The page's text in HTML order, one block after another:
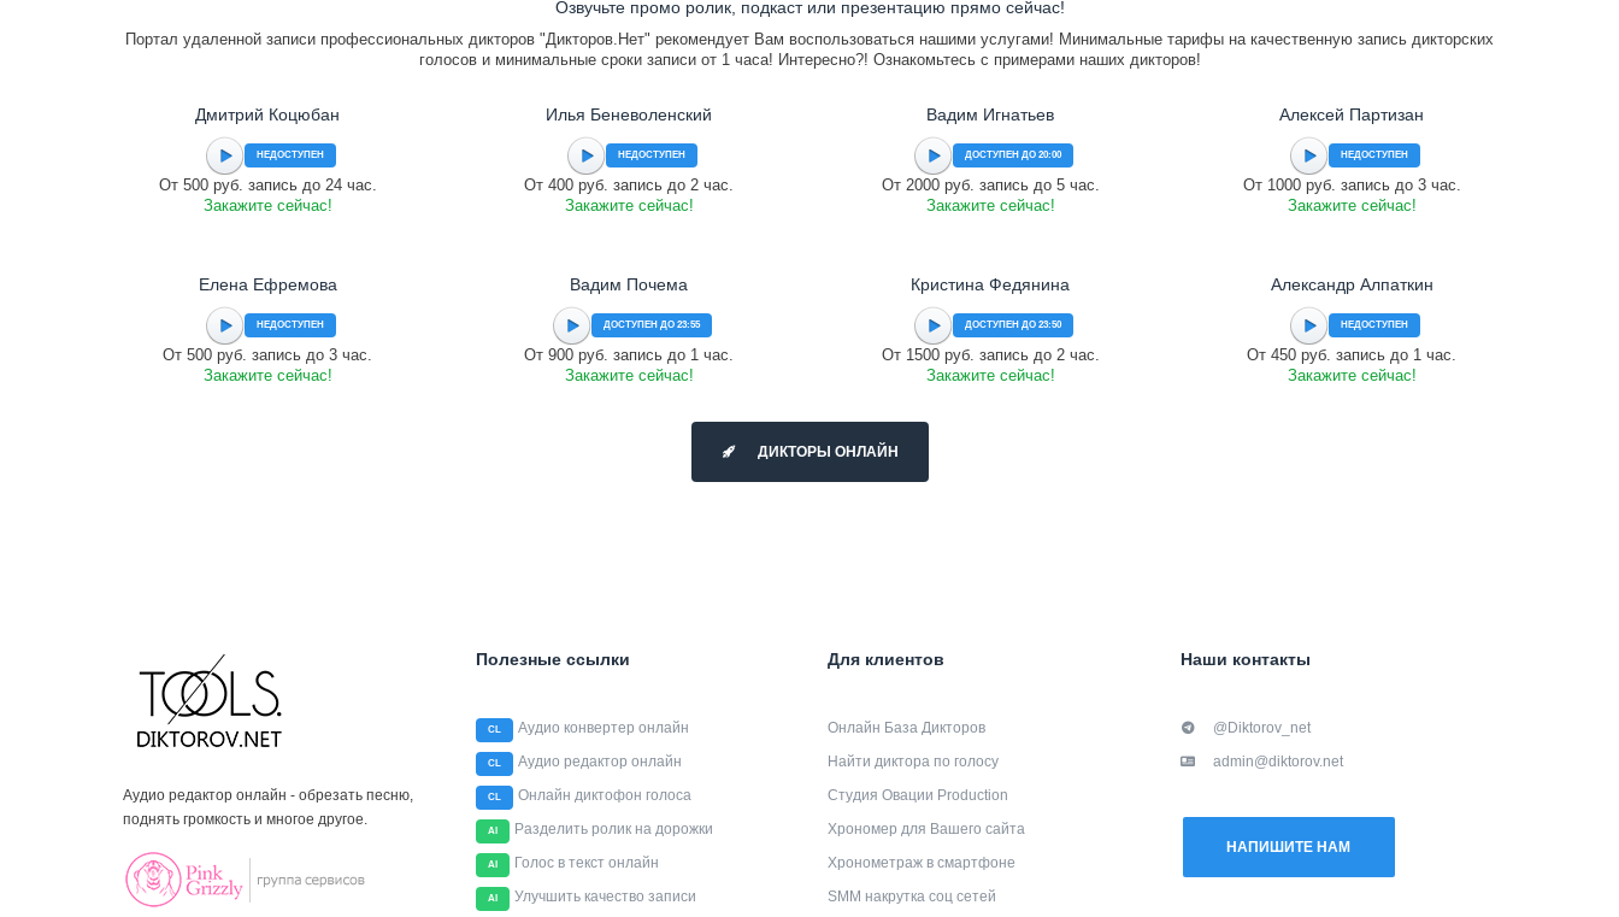
Озвучьте промо ролик, подкаст или презентацию прямо сейчас!
Портал удаленной записи профессиональных дикторов "Дикторов.Нет" рекомендует Вам воспользоваться нашими услугами! Минимальные тарифы на качественную запись дикторских
голосов и минимальные сроки записи от 1 часа! Интересно?! Ознакомьтесь с примерами наших дикторов!
Дмитрий Коцюбан
НЕДОСТУПЕН
От 500 руб. запись до 24 час.
Закажите сейчас!
Илья Беневоленский
НЕДОСТУПЕН
От 400 руб. запись до 2 час.
Закажите сейчас!
Вадим Игнатьев
ДОСТУПЕН ДО 20:00
От 2000 руб. запись до 5 час.
Закажите сейчас!
Алексей Партизан
НЕДОСТУПЕН
От 1000 руб. запись до 3 час.
Закажите сейчас!
Елена Ефремова
НЕДОСТУПЕН
От 500 руб. запись до 3 час.
Закажите сейчас!
Вадим Почема
ДОСТУПЕН ДО 23:55
От 900 руб. запись до 1 час.
Закажите сейчас!
Кристина Федянина
ДОСТУПЕН ДО 23:50
От 1500 руб. запись до 2 час.
Закажите сейчас!
Александр Алпаткин
НЕДОСТУПЕН
От 450 руб. запись до 1 час.
Закажите сейчас!
ДИКТОРЫ ОНЛАЙН
Аудио редактор онлайн - обрезать песню,
поднять громкость и многое другое.
Полезные ссылки
CL Аудио конвертер онлайн
CL Аудио редактор онлайн
CL Онлайн диктофон голоса
AI Разделить ролик на дорожки
AI Голос в текст онлайн
AI Улучшить качество записи
Для клиентов
Онлайн База Дикторов
Найти диктора по голосу
Студия Овации Production
Хрономер для Вашего сайта
Хронометраж в смартфоне
SMM накрутка соц сетей
Наши контакты
@Diktorov_net
admin@diktorov.net
НАПИШИТЕ НАМ